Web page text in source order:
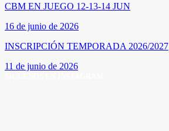
CBM EN JUEGO 12-13-14 JUN
16 de junio de 2026
INSCRIPCIÓN TEMPORADA 2026/2027
11 de junio de 2026